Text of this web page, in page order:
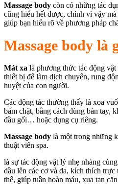
Massage body còn có những tác
cũng hiểu hết được, chính vì vậy
giúp bạn hiểu rõ về phương pháp
Massage body là
Mát xa là phương thức tác động
thiết bị để làm dịch chuyển, rung
huyệt của con người.
Các động tác thường thấy là xoa
bấm chặt, bằng cách dùng bàn tay,
đầu gối… hoặc dụng cụ riêng.
Massage body là một trong những
thuật viên spa.
là sự tác động vật lý nhẹ nhàng
dầu lên các cơ và da, kích thích trực
thể, giúp tuần hoàn máu, xua tan